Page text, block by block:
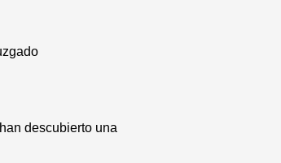
descubierto una